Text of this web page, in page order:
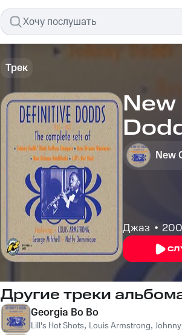
Трек
Джаз
Другие треки
Georgia Bo Bo
Lill's Hot Shots, Louis Armstrong,